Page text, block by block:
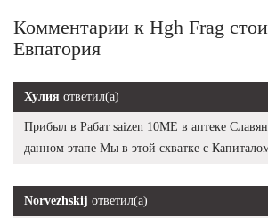
Комментарии к Hgh Frag
Евпатория
Хулия ответил(а)
Прибыл в Рабат saizen 10ME в аптеке
данном этапе Мы в этой схватке с
Norvezhskij ответил(а)